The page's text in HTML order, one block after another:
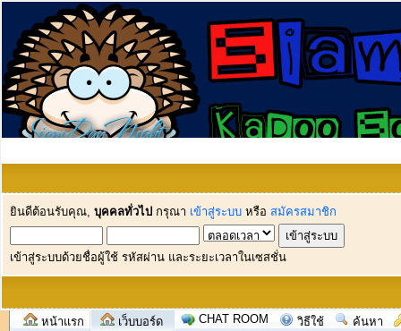
ยินดีต้อนรับคุณ, บุคคลทั่วไป กรุณา เข้าสู่ระบบ หรือ สมัครสมาชิก
เข้าสู่ระบบด้วยชื่อผู้ใช้ รหัสผ่าน และระยะเวลาในเซสชั่น
หน้าแรก เว็บบอร์ด CHAT ROOM วิธีใช้ ค้นหา